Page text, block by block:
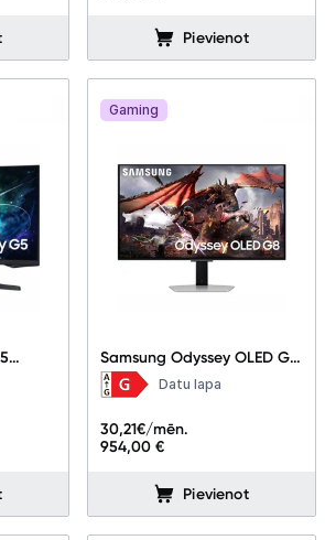
Pievienot
Gaming
Samsung Odyssey OLED G8
LS32DG802SUXDU 32"
Datu lapa
954,00 €
30,21€/mēn.
Pievienot